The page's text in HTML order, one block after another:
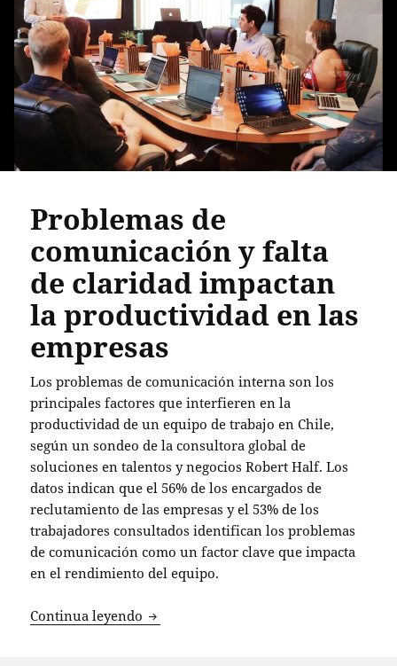
Problemas de
comunicación y falta
de claridad impactan
la productividad en las
empresas
Los problemas de comunicación interna son los
principales factores que interfieren en la
productividad de un equipo de trabajo en Chile,
según un sondeo de la consultora global de
soluciones en talentos y negocios Robert Half. Los
datos indican que el 56% de los encargados de
reclutamiento de las empresas y el 53% de los
trabajadores consultados identifican los problemas
de comunicación como un factor clave que impacta
en el rendimiento del equipo.
Continua leyendo Problemas de comunicación y falta